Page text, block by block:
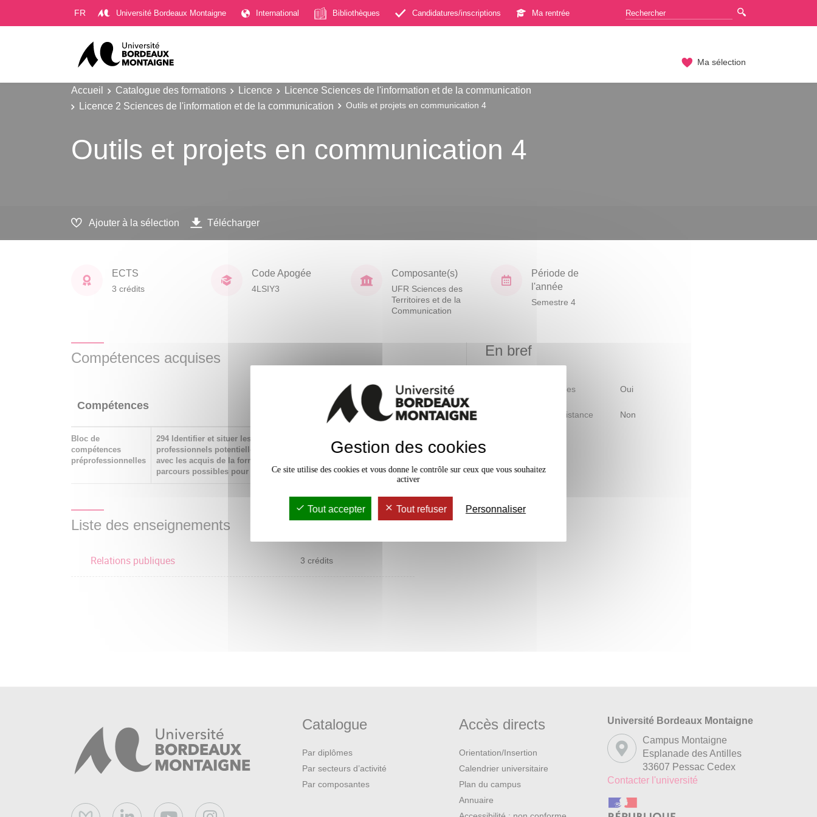
FR Université Bordeaux Montaigne International Bibliothèques Candidatures/inscriptions Ma rentrée
Ma sélection
Accueil Catalogue des formations Licence
Licence Sciences de l'information et de la communication
Licence 2 Sciences de l'information et de la communication
Outils et projets en communication 4
Outils et projets en communication 4
Ajouter à la sélection Télécharger
ECTS
3 crédits
Code Apogée
4LSIY3
Composante(s)
UFR Sciences des
Territoires et de la
Communication
Période de
l'année
Semestre 4
Compétences acquises
Compétences
Niveau
d'acquisition
Bloc de
compétences
préprofessionnelles
294 Identifier et situer les champs
professionnels potentiellement en relation
avec les acquis de la formation ainsi que les
parcours possibles pour y accéder
Liste des enseignements
Relations publiques 3 crédits
En bref
Mobilité d'études Oui
Accessible à distance Non
Catalogue
Par diplômes
Par secteurs d’activité
Par composantes
Accès directs
Orientation/Insertion
Calendrier universitaire
Plan du campus
Annuaire
Université Bordeaux Montaigne
Campus Montaigne
Esplanade des Antilles
33607 Pessac Cedex
Contacter l'université
Gestion des cookies
Ce site utilise des cookies et vous donne le contrôle sur ceux que vous souhaitez
activer
Tout accepter Tout refuser Personnaliser